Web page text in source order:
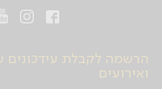
הרשמה לקבלת עידכונים
ואירועים